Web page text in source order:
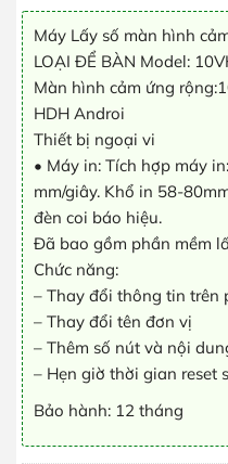
Máy Lấy số màn hình
LOẠI ĐỂ BÀN Model:
Màn hình cảm ứng
HDH Androi
Thiết bị ngoại vi
• Máy in: Tích hợp máy
mm/giây. Khổ in 58-
đèn coi báo hiệu.
Đã bao gồm phần mềm
Chức năng:
– Thay đổi thông tin trên
– Thay đổi tên đơn vị
– Thêm số nút và nội
– Hẹn giờ thời gian reset
Bảo hành: 12 tháng